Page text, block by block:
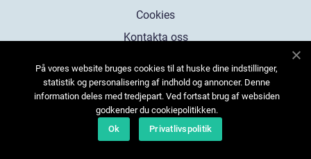
Cookies
Kontakta oss
På vores website bruges cookies til at huske dine indstillinger,
statistik og personalisering af indhold og annoncer. Denne
information deles med tredjepart. Ved fortsat brug af websiden
godkender du cookiepolitikken.
Ok
Privatlivspolitik